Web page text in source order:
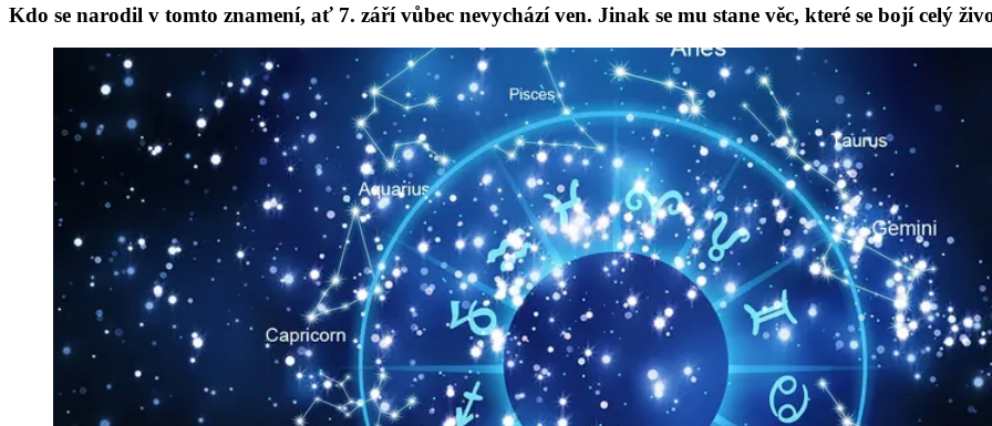
Kdo se narodil v tomto znamení, ať 7. září vůbec nevychází ven. Jinak se mu stane věc, které se bojí celý